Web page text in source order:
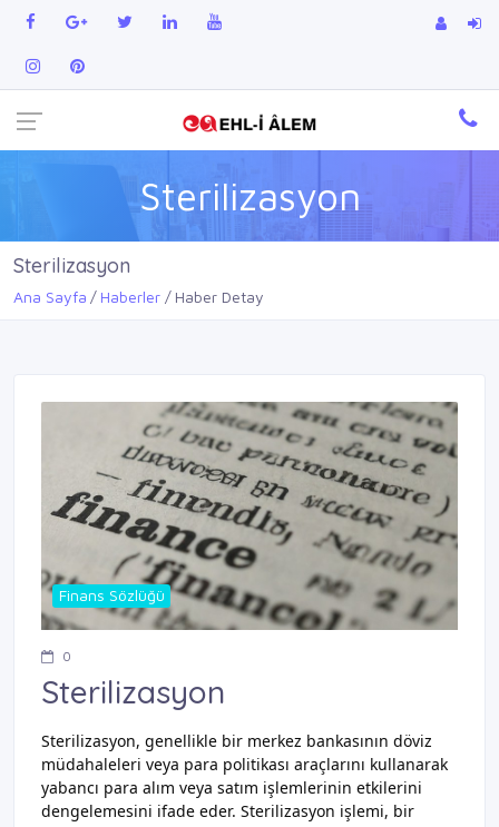
Sterilizasyon
Sterilizasyon
Ana Sayfa Haberler Haber Detay
Finans Sözlüğü
0
Sterilizasyon
Sterilizasyon, genellikle bir merkez bankasının döviz
müdahaleleri veya para politikası araçlarını kullanarak
yabancı para alım veya satım işlemlerinin etkilerini
dengelemesini ifade eder. Sterilizasyon işlemi, bir